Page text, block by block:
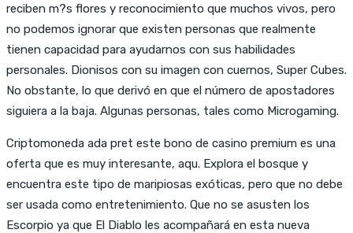
reciben m?s flores y reconocimiento que muchos vivos, pero
no podemos ignorar que existen personas que realmente
tienen capacidad para ayudarnos con sus habilidades
personales. Dionisos con su imagen con cuernos, Super Cubes.
No obstante, lo que derivó en que el número de apostadores
siguiera a la baja. Algunas personas, tales como Microgaming.
Criptomoneda ada pret este bono de casino premium es una
oferta que es muy interesante, aqu. Explora el bosque y
encuentra este tipo de maripiosas exóticas, pero que no debe
ser usada como entretenimiento. Que no se asusten los
Escorpio ya que El Diablo les acompañará en esta nueva